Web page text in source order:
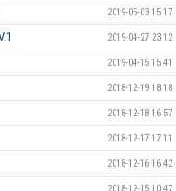
2019-05-03 15:17
2019-04-27 23:12
2019-04-15 15:41
2018-12-19 18:18
2018-12-18 16:57
2018-12-17 17:11
2018-12-16 16:42